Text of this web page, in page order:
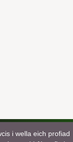
i wella eich profiad